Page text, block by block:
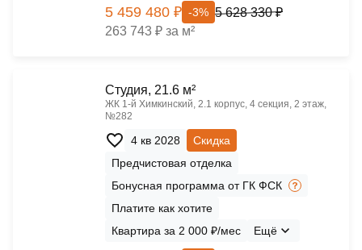
5 459 480 ₽ -3% 5 628 330 ₽
263 743 ₽ за м²
Cтудия, 21.6 м²
ЖК 1‑й Химкинский, 2.1 корпус, 4 секция, 2 этаж,
№282
4 кв 2028
Скидка
Предчистовая отделка
Бонусная программа от ГК ФСК
Платите как хотите
Квартира за 2 000 ₽/мес
Ещё